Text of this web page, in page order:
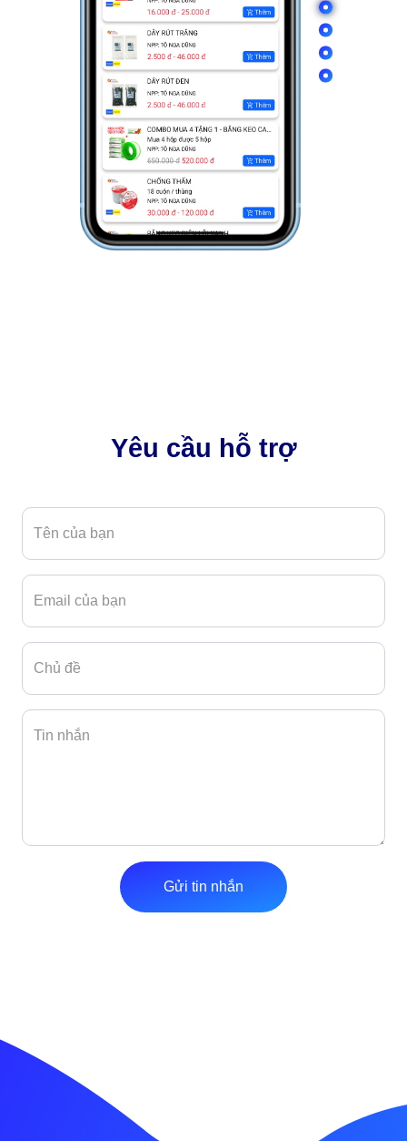
Yêu cầu hỗ trợ
Tên của bạn
Email của bạn
Chủ đề
Tin nhắn
Gửi tin nhắn